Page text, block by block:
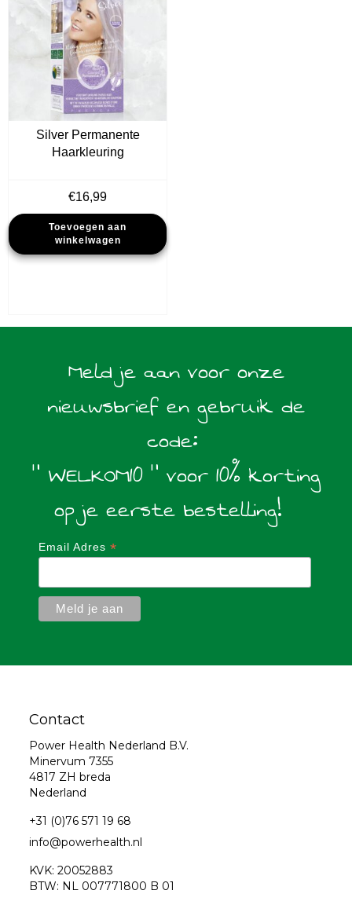
Silver Permanente
Haarkleuring
€16,99
Toevoegen aan
winkelwagen
Meld je aan voor onze
nieuwsbrief en gebruik de
code:
" WELKOM10 " voor 10% korting
op je eerste bestelling!
Email Adres*
Contact
Power Health Nederland B.V.
Minervum 7355
4817 ZH breda
Nederland
+31 (0)76 571 19 68
info@powerhealth.nl
KVK: 20052883
BTW: NL 007771800 B 01